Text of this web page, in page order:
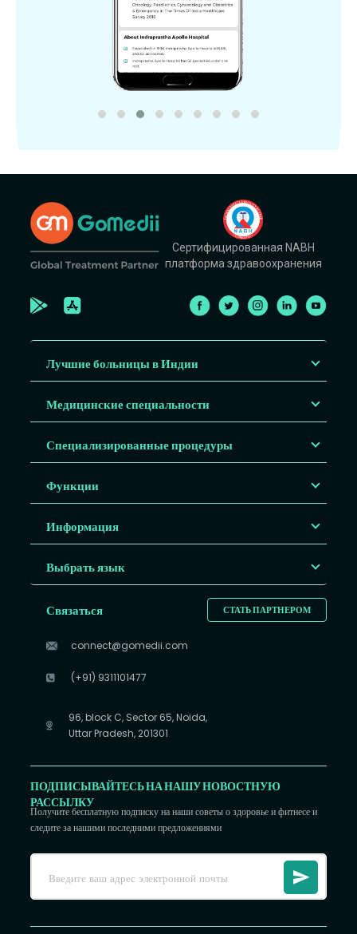
Сертифицированная NABH
платформа здравоохранения
Лучшие больницы в Индии
Медицинские специальности
Специализированные процедуры
Функции
Информация
Выбрать язык
СТАТЬ ПАРТНЕРОМ
Связаться
connect@gomedii.com
(+91) 9311101477
96, block C, Sector 65, Noida,
Uttar Pradesh, 201301
ПОДПИСЫВАЙТЕСЬ НА НАШУ НОВОСТНУЮ
РАССЫЛКУ
Получите бесплатную подписку на наши советы о здоровье и фитнесе и
следите за нашими последними предложениями